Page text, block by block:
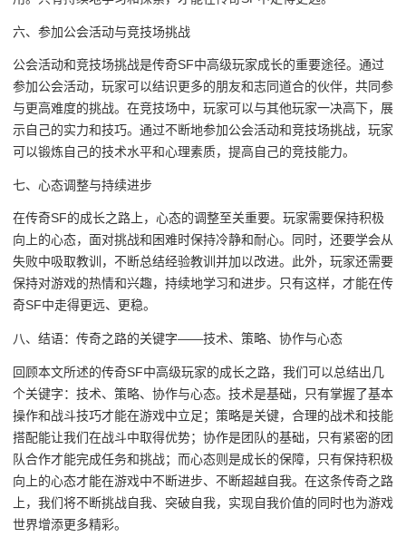
六、参加公会活动与竞技场挑战
公会活动和竞技场挑战是传奇SF中高级玩家成长的重要途径。通过
参加公会活动，玩家可以结识更多的朋友和志同道合的伙伴，共同参
与更高难度的挑战。在竞技场中，玩家可以与其他玩家一决高下，展
示自己的实力和技巧。通过不断地参加公会活动和竞技场挑战，玩家
可以锻炼自己的技术水平和心理素质，提高自己的竞技能力。
七、心态调整与持续进步
在传奇SF的成长之路上，心态的调整至关重要。玩家需要保持积极
向上的心态，面对挑战和困难时保持冷静和耐心。同时，还要学会从
失败中吸取教训，不断总结经验教训并加以改进。此外，玩家还需要
保持对游戏的热情和兴趣，持续地学习和进步。只有这样，才能在传
奇SF中走得更远、更稳。
八、结语：传奇之路的关键字——技术、策略、协作与心态
回顾本文所述的传奇SF中高级玩家的成长之路，我们可以总结出几
个关键字：技术、策略、协作与心态。技术是基础，只有掌握了基本
操作和战斗技巧才能在游戏中立足；策略是关键，合理的战术和技能
搭配能让我们在战斗中取得优势；协作是团队的基础，只有紧密的团
队合作才能完成任务和挑战；而心态则是成长的保障，只有保持积极
向上的心态才能在游戏中不断进步、不断超越自我。在这条传奇之路
上，我们将不断挑战自我、突破自我，实现自我价值的同时也为游戏
世界增添更多精彩。